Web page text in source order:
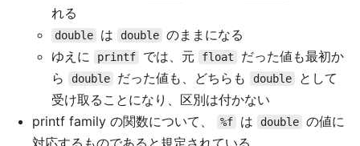
れる
double は double のままになる
ゆえに
printf では、元 float
だった値も最初か
ら
double だった値も、どちらも double
として
受け取ることになり、区別は付かない
printf family の関数について、
%f は double の値に
対応するものであると規定されている